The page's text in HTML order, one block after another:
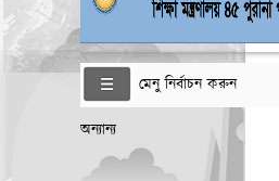
মেনু নির্বাচন করুন
অন্যান্য